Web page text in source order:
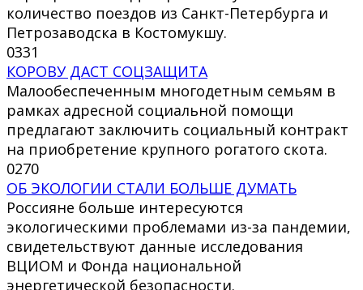
количество поездов из Санкт-Петербурга и
Петрозаводска в Костомукшу.
0331
КОРОВУ ДАСТ СОЦЗАЩИТА
Малообеспеченным многодетным семьям в
рамках адресной социальной помощи
предлагают заключить социальный контракт
на приобретение крупного рогатого скота.
0270
ОБ ЭКОЛОГИИ СТАЛИ БОЛЬШЕ ДУМАТЬ
Россияне больше интересуются
экологическими проблемами из-за пандемии,
свидетельствуют данные исследования
ВЦИОМ и Фонда национальной
энергетической безопасности.